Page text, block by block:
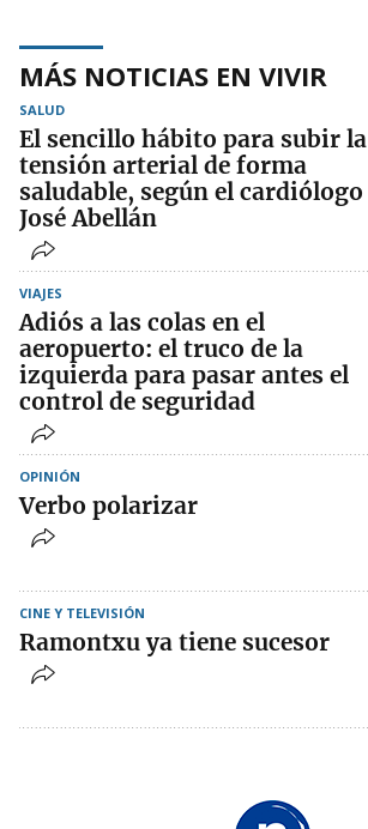
MÁS NOTICIAS EN VIVIR
SALUD
El sencillo hábito para subir la
tensión arterial de forma
saludable, según el cardiólogo
José Abellán
VIAJES
Adiós a las colas en el
aeropuerto: el truco de la
izquierda para pasar antes el
control de seguridad
OPINIÓN
Verbo polarizar
CINE Y TELEVISIÓN
Ramontxu ya tiene sucesor